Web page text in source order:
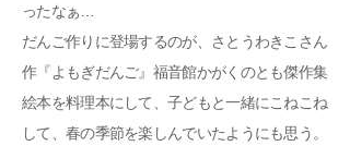
ったなぁ…
だんご作りに登場するのが、さとうわきこさん
作『よもぎだんご』福音館かがくのとも傑作集
絵本を料理本にして、子どもと一緒にこねこね
して、春の季節を楽しんでいたようにも思う。